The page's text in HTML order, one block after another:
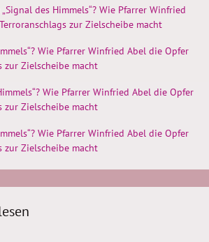
„Signal des Himmels“? Wie Pfarrer Winfried
zur Zielscheibe macht
Wie Pfarrer Winfried Abel die Opfer
zur Zielscheibe macht
Wie Pfarrer Winfried Abel die Opfer
zur Zielscheibe macht
Wie Pfarrer Winfried Abel die Opfer
zur Zielscheibe macht